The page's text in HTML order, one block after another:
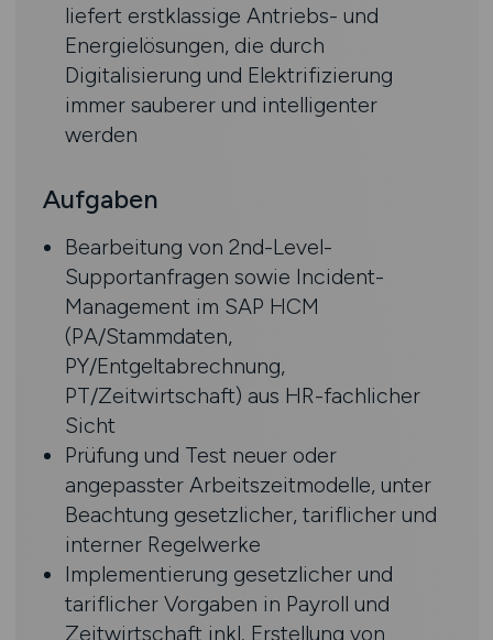
liefert erstklassige Antriebs- und
Energielösungen, die durch
Digitalisierung und Elektrifizierung
immer sauberer und intelligenter
werden
Aufgaben
Bearbeitung von 2nd-Level-
Supportanfragen sowie Incident-
Management im SAP HCM
(PA/Stammdaten,
PY/Entgeltabrechnung,
PT/Zeitwirtschaft) aus HR-fachlicher
Sicht
Prüfung und Test neuer oder
angepasster Arbeitszeitmodelle, unter
Beachtung gesetzlicher, tariflicher und
interner Regelwerke
Implementierung gesetzlicher und
tariflicher Vorgaben in Payroll und
Zeitwirtschaft inkl. Erstellung von